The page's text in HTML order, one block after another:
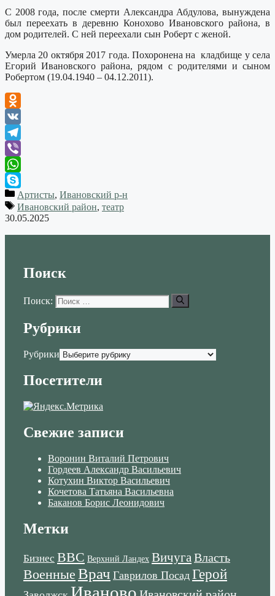
С 2008 года, после смерти Александра Абдулова, вынуждена
был переехать в деревню Конохово Ивановского района, в
дом родителей. С ней переехали сын Роберт с женой.
Умерла 20 октября 2017 года. Похоронена на кладбище у села
Егорий Ивановского района, рядом с родителями и сыном
Робертом (19.04.1940 – 04.12.2011).
Odnoklassniki
VK
Telegram
Viber
WhatsApp
SkypeАртисты, Ивановский р-н
Ивановский район, театр
30.05.2025
Поиск
Поиск:
Рубрики
Рубрики
Посетители
Свежие записи
Воронин Виталий Петрович
Гордеев Александр Васильевич
Котухин Виктор Васильевич
Кочетова Татьяна Васильевна
Баканов Борис Леонидович
Метки
Бизнес ВВС Верхний Ландех ВичугаВласть
Военные Врач Гаврилов Посад Герой